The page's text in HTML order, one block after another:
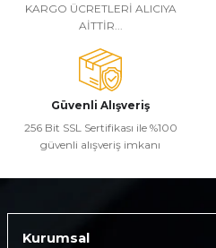
KARGO ÜCRETLERİ ALICIYA
AİTTİR...
Güvenli Alışveriş
256 Bit SSL Sertifikası ile %100
güvenli alışveriş imkanı
Kurumsal